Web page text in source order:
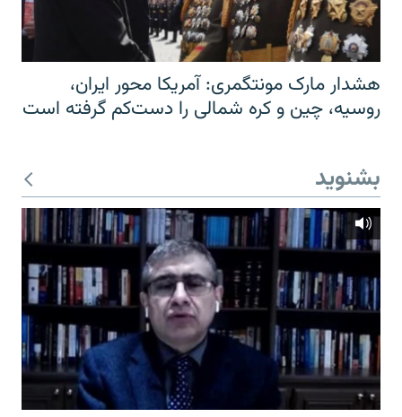
هشدار مارک مونتگمری: آمریکا محور ایران،
روسیه، چین و کره شمالی را دست‌کم گرفته است
بشنوید